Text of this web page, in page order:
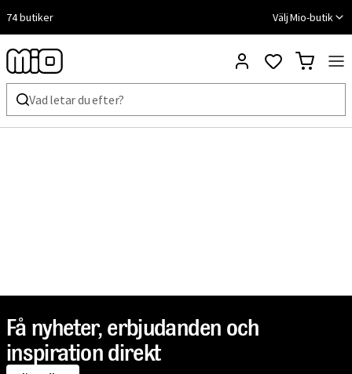
74 butiker Välj Mio-butik
Få nyheter, erbjudanden och
inspiration direkt